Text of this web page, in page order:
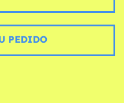
PEDIDO